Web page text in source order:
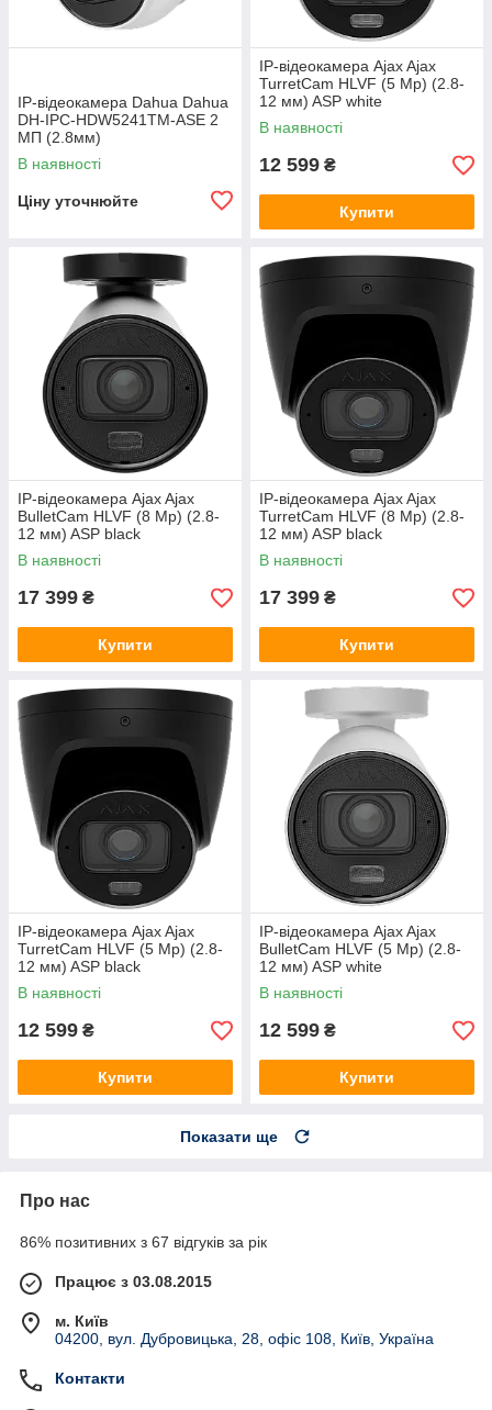
IP-відеокамера Dahua Dahua
DH-IPC-HDW5241TM-ASE 2
МП (2.8мм)
В наявності
Ціну уточнюйте
IP-відеокамера Ajax Ajax
TurretCam HLVF (5 Mp) (2.8-
12 мм) ASP white
В наявності
12 599 ₴
Купити
IP-відеокамера Ajax Ajax
BulletCam HLVF (8 Mp) (2.8-
12 мм) ASP black
В наявності
17 399 ₴
Купити
IP-відеокамера Ajax Ajax
TurretCam HLVF (8 Mp) (2.8-
12 мм) ASP black
В наявності
17 399 ₴
Купити
IP-відеокамера Ajax Ajax
TurretCam HLVF (5 Mp) (2.8-
12 мм) ASP black
В наявності
12 599 ₴
Купити
IP-відеокамера Ajax Ajax
BulletCam HLVF (5 Mp) (2.8-
12 мм) ASP white
В наявності
12 599 ₴
Купити
Показати ще
Про нас
86% позитивних з 67 відгуків за рік
Працює з 03.08.2015
м. Київ
04200, вул. Дубровицька, 28, офіс 108, Київ, Україна
Контакти